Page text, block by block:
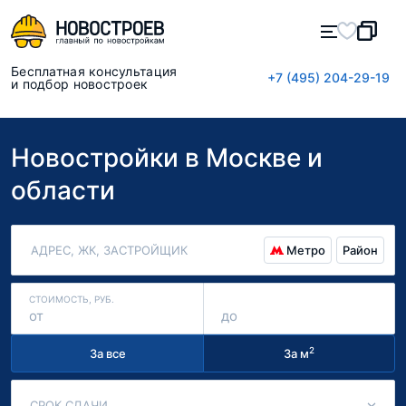
Бесплатная консультация
и подбор новостроек
+7 (495) 204-29-19
Новостройки в Москве и
области
Метро Район
АДРЕС, ЖК, ЗАСТРОЙЩИК
СТОИМОСТЬ, РУБ.
от до
За все За м2